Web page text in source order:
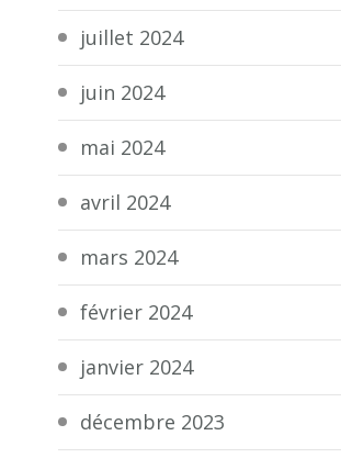
juillet 2024
juin 2024
mai 2024
avril 2024
mars 2024
février 2024
janvier 2024
décembre 2023